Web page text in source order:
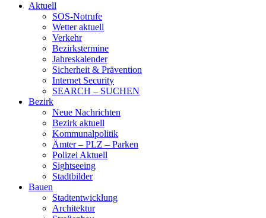
Aktuell
SOS-Notrufe
Wetter aktuell
Verkehr
Bezirkstermine
Jahreskalender
Sicherheit & Prävention
Internet Security
SEARCH – SUCHEN
Bezirk
Neue Nachrichten
Bezirk aktuell
Kommunalpolitik
Ämter – PLZ – Parken
Polizei Aktuell
Sightseeing
Stadtbilder
Bauen
Stadtentwicklung
Architektur